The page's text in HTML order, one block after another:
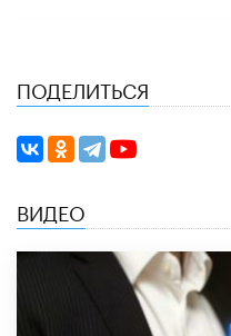
ПОДЕЛИТЬСЯ
ВИДЕО